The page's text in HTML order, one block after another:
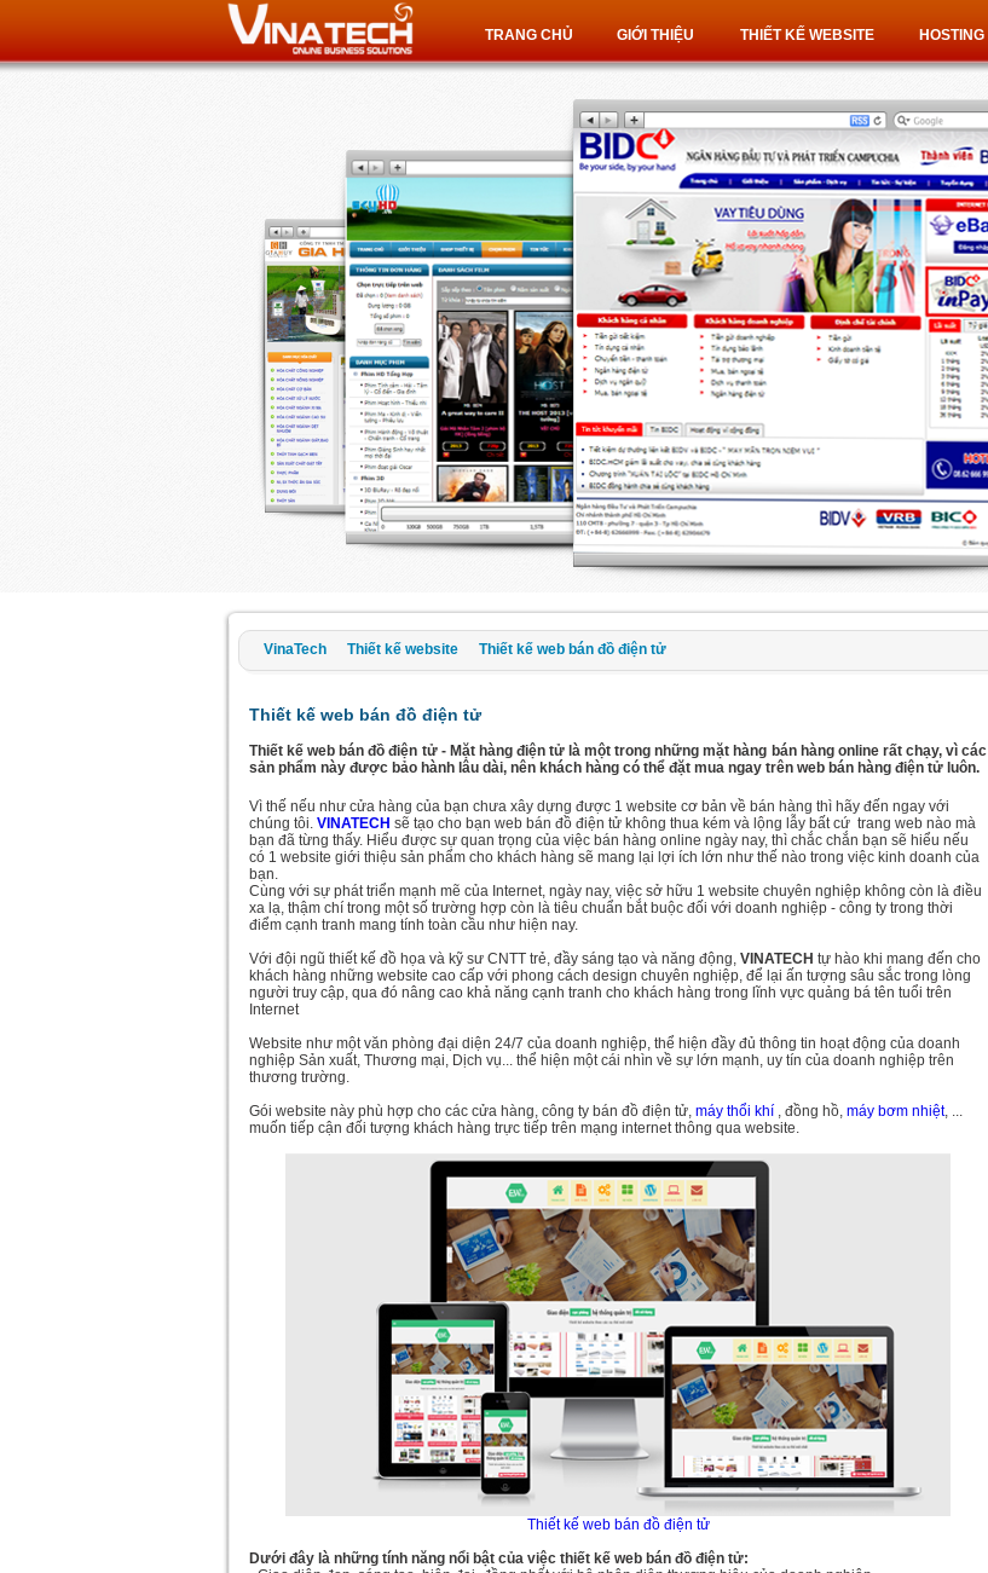
TRANG CHỦ GIỚI THIỆU THIẾT KẾ WEBSITE HOSTING
VinaTech Thiết kế website Thiết kế web bán đồ điện tử
Thiết kế web bán đồ điện tử
Thiết kế web bán đồ điện tử - Mặt hàng điện tử là một trong những mặt hàng bán hàng online rất chạy, vì các
sản phẩm này được bảo hành lâu dài, nên khách hàng có thể đặt mua ngay trên web bán hàng điện tử luôn.
Vì thế nếu như cửa hàng của bạn chưa xây dựng được 1 website cơ bản về bán hàng thì hãy đến ngay với
chúng tôi. VINATECH sẽ tạo cho bạn web bán đồ điện tử không thua kém và lộng lẫy bất cứ trang web nào mà
bạn đã từng thấy. Hiểu được sự quan trọng của việc bán hàng online ngày nay, thì chắc chắn bạn sẽ hiểu nếu
có 1 website giới thiệu sản phẩm cho khách hàng sẽ mang lại lợi ích lớn như thế nào trong việc kinh doanh của
bạn.
Cùng với sự phát triển mạnh mẽ của Internet, ngày nay, việc sở hữu 1 website chuyên nghiệp không còn là điều
xa lạ, thậm chí trong một số trường hợp còn là tiêu chuẩn bắt buộc đối với doanh nghiệp - công ty trong thời
điểm cạnh tranh mang tính toàn cầu như hiện nay.
Với đội ngũ thiết kế đồ họa và kỹ sư CNTT trẻ, đầy sáng tạo và năng động, VINATECH tự hào khi mang đến cho
khách hàng những website cao cấp với phong cách design chuyên nghiệp, để lại ấn tượng sâu sắc trong lòng
người truy cập, qua đó nâng cao khả năng cạnh tranh cho khách hàng trong lĩnh vực quảng bá tên tuổi trên
Internet
Website như một văn phòng đại diện 24/7 của doanh nghiệp, thể hiện đầy đủ thông tin hoạt động của doanh
nghiệp Sản xuất, Thương mại, Dịch vụ... thể hiện một cái nhìn về sự lớn mạnh, uy tín của doanh nghiệp trên
thương trường.
Gói website này phù hợp cho các cửa hàng, công ty bán đồ điện tử, máy thổi khí , đồng hồ, máy bơm nhiệt, ...
muốn tiếp cận đối tượng khách hàng trực tiếp trên mạng internet thông qua website.
Thiết kế web bán đồ điện tử
Dưới đây là những tính năng nổi bật của việc thiết kế web bán đồ điện tử: